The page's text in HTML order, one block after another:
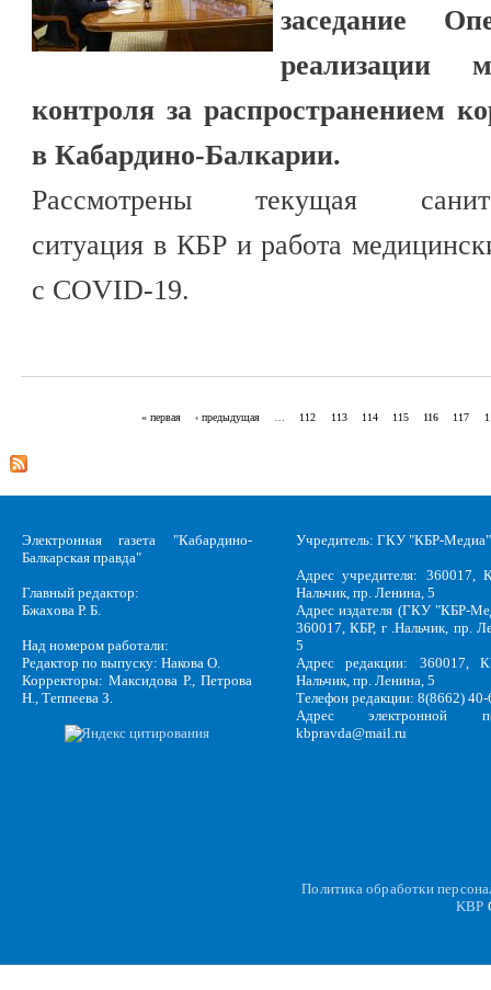
заседание
реализации
контроля за распространением
в Кабардино-Балкарии.
Рассмотрены текущая
ситуация в КБР и работа
с COVID-19.
« первая ‹ предыдущая 112 113 114 115 116 117
Электронная газета "Кабардино-
Балкарская правда"
Главный редактор:
Бжахова Р. Б.
Над номером работали:
Редактор по выпуску: Накова О.
Корректоры: Максидова Р., Петрова
Н., Теппеева З.
Учредитель: ГКУ "КБР-Медиа"
Адрес учредителя: 360017,
Нальчик, пр. Ленина, 5
Адрес издателя (ГКУ "КБР-
360017, КБР, г .Нальчик, пр.
5
Адрес редакции: 360017,
Нальчик, пр. Ленина, 5
Телефон редакции: 8(8662)
Адрес электронной
kbpravda@mail.ru
Политика обработки
KBP